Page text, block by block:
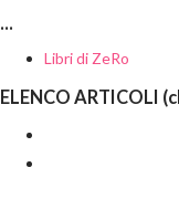
...
Libri di ZeRo
ELENCO ARTICOLI